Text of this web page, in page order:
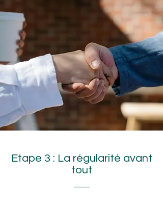
Etape 3 : La régularité avant
tout